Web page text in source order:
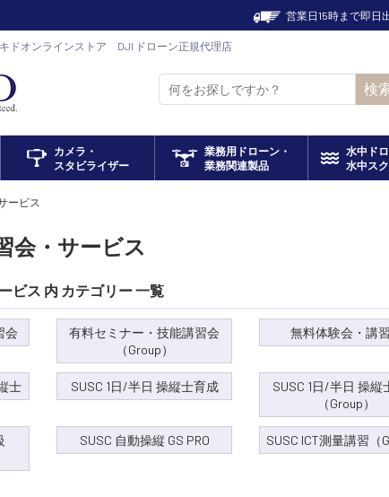
営業日15時まで即日
ドオンラインストア DJI ドローン正規代理店
検
カメラ・
スタビライザー
業務用ドローン・
業務関連製品
水中ド
水中ス
ービス
会・サービス
ビス 内 カテゴリー 一覧
会
有料セミナー・技能講習会
（Group）
無料体験会・講
士 SUSC 1日/半日 操縦士育成
SUSC 1日/半日 操縦
（Group）
SUSC 自動操縦 GS PRO SUSC ICT測量講習（